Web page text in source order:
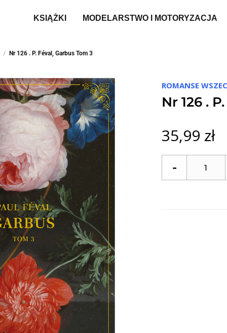
KSIĄŻKI MODELARSTWO I MOTORYZACJA
Nr 126 . P. Féval, Garbus Tom 3
ROMANSE
Nr 126 .
35,99 zł
-